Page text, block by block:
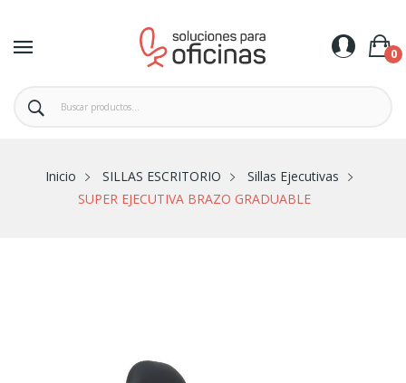
0
Inicio SILLAS ESCRITORIO
Sillas Ejecutivas
SUPER EJECUTIVA BRAZO GRADUABLE